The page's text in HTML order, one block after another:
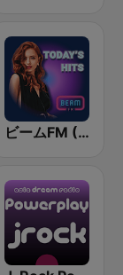
ビームFM (Beam FM)